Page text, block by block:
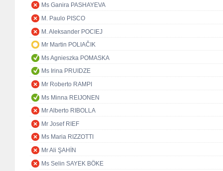
Ms Ganira PASHAYEVA
M. Paulo PISCO
M. Aleksander POCIEJ
Mr Martin POLIAČIK
Ms Agnieszka POMASKA
Ms Irina PRUIDZE
Mr Roberto RAMPI
Ms Minna REIJONEN
Mr Alberto RIBOLLA
Mr Josef RIEF
Ms Maria RIZZOTTI
Mr Ali ŞAHİN
Ms Selin SAYEK BÖKE